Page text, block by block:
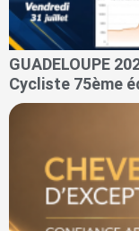
GUADELOUPE
Cycliste 75ème